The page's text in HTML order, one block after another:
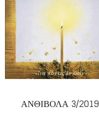
ΑΝΘΙΒΟΛΑ 3/2019